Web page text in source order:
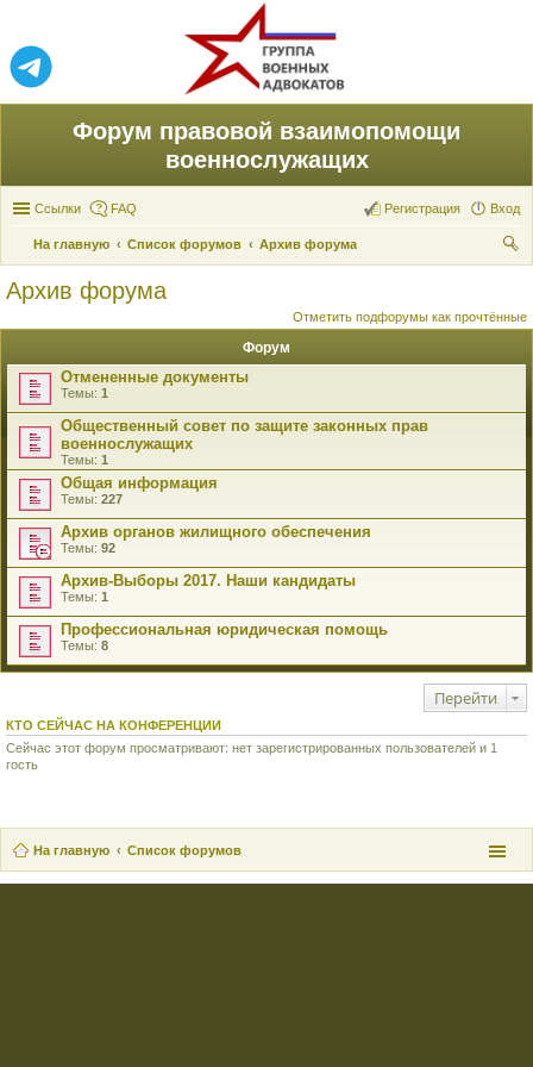
Форум правовой взаимопомощи
военнослужащих
Ссылки FAQ Вход
Регистрация
На главную Список форумов
Архив форума
Архив форума
Отметить подфорумы как прочтённые
Форум
Отмененные документы
Темы: 1
Общественный совет по защите законных прав
военнослужащих
Темы: 1
Общая информация
Темы: 227
Архив органов жилищного обеспечения
Темы: 92
Архив-Выборы 2017. Наши кандидаты
Темы: 1
Профессиональная юридическая помощь
Темы: 8
Перейти
КТО СЕЙЧАС НА КОНФЕРЕНЦИИ
Сейчас этот форум просматривают: нет зарегистрированных пользователей и 1
гость
На главную Список форумов